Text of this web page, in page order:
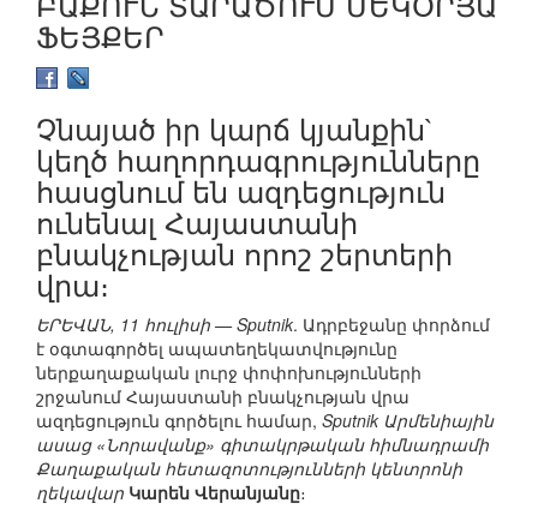
ՖԵՅՔԵՐ
Չնայած իր կարճ կյանքին`
կեղծ հաղորդագրությունները
հասցնում են ազդեցություն
ունենալ Հայաստանի
բնակչության որոշ շերտերի
վրա։
ԵՐԵՎԱՆ, 11 հուլիսի — Sputnik. Ադրբեջանը փորձում
է օգտագործել ապատեղեկատվությունը
ներքաղաքական լուրջ փոփոխությունների
շրջանում Հայաստանի բնակչության վրա
ազդեցություն գործելու համար, Sputnik Արմենիային
ասաց «Նորավանք» գիտակրթական հիմնադրամի
Քաղաքական հետազոտությունների կենտրոնի
ղեկավար Կարեն Վերանյանը։